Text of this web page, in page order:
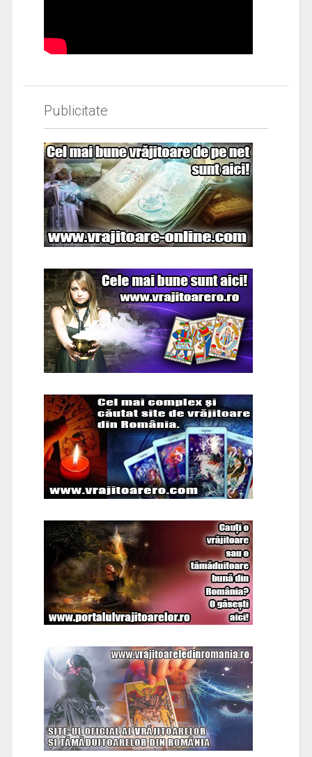
Publicitate